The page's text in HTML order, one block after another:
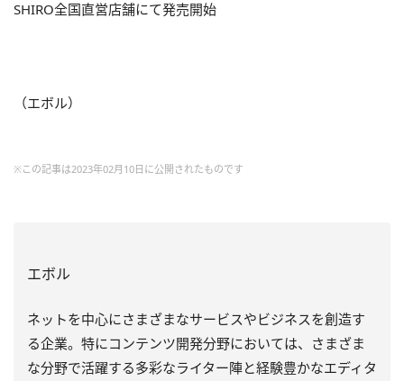
SHIRO全国直営店舗にて発売開始
（エボル）
※この記事は2023年02月10日に公開されたものです
エボル
ネットを中心にさまざまなサービスやビジネスを創造す
る企業。特にコンテンツ開発分野においては、さまざま
な分野で活躍する多彩なライター陣と経験豊かなエディタ